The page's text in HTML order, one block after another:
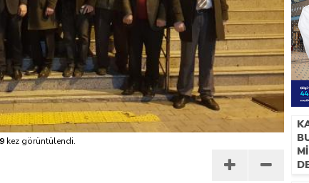
kez görüntülendi.